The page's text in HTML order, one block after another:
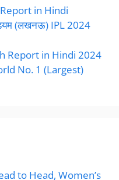
in Hindi
(लखनऊ) IPL 2024
Report in Hindi 2024
No. 1 (Largest)
to Head, Women’s